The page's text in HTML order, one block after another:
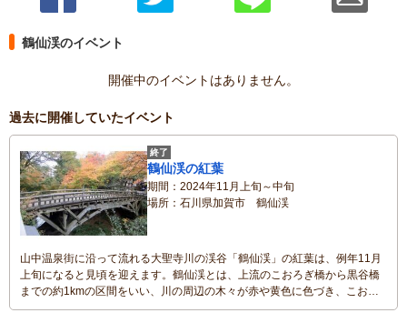
鶴仙渓のイベント
開催中のイベントはありません。
過去に開催していたイベント
終了
鶴仙渓の紅葉
期間
2024年11月上旬～中旬
場所
石川県加賀市 鶴仙渓
山中温泉街に沿って流れる大聖寺川の渓谷「鶴仙渓」の紅葉は、例年11月
上旬になると見頃を迎えます。鶴仙渓とは、上流のこおろぎ橋から黒谷橋
までの約1kmの区間をいい、川の周辺の木々が赤や黄色に色づき、こおろ
ぎ橋と調和した景観が見事です。渓谷の奇岩怪石、滝などの自然も美し